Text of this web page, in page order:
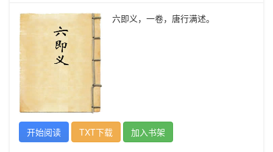
六即义，一卷，唐行满述。
开始阅读 TXT下载 加入书架